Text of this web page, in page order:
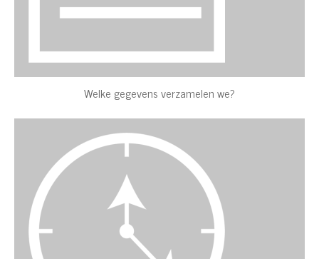
Welke gegevens verzamelen we?